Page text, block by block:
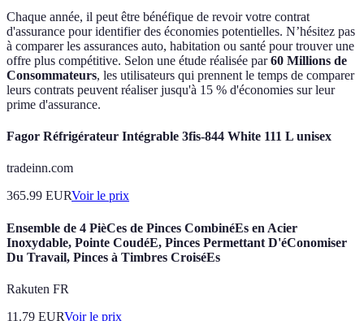
Chaque année, il peut être bénéfique de revoir votre contrat
d'assurance pour identifier des économies potentielles. N’hésitez pas
à comparer les assurances auto, habitation ou santé pour trouver une
offre plus compétitive. Selon une étude réalisée par60 Millions de
Consommateurs, les utilisateurs qui prennent le temps de comparer
leurs contrats peuvent réaliser jusqu'à 15 % d'économies sur leur
prime d'assurance.
Fagor Réfrigérateur Intégrable 3fis-844 White 111 L unisex
tradeinn.com
365.99 EURVoir le prix
Ensemble de 4 PièCes de Pinces CombinéEs en Acier
Inoxydable, Pointe CoudéE, Pinces Permettant D'éConomiser
Du Travail, Pinces à Timbres CroiséEs
Rakuten FR
11.79 EURVoir le prix